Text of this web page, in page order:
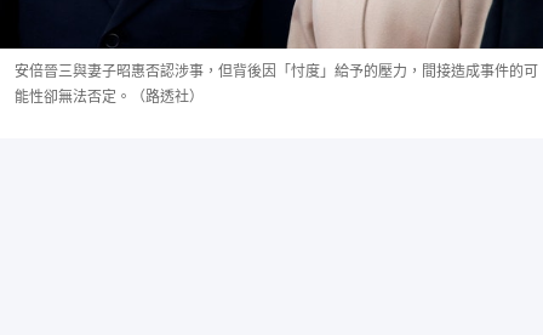
安倍晉三與妻子昭惠否認涉事，但背後因「忖度」給予的壓力，間接造成事件的可
能性卻無法否定。（路透社）